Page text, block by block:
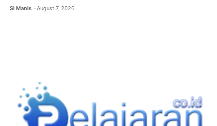
Si Manis August 7, 2026